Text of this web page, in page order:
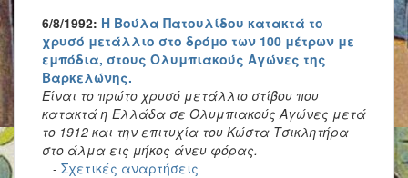
6/8/1992: Η Βούλα Πατουλίδου κατακτά το
χρυσό μετάλλιο στο δρόμο των 100 μέτρων με
εμπόδια, στους Ολυμπιακούς Αγώνες της
Βαρκελώνης.
Είναι το πρώτο χρυσό μετάλλιο στίβου που
κατακτά η Ελλάδα σε Ολυμπιακούς Αγώνες μετά
το 1912 και την επιτυχία του Κώστα Τσικλητήρα
στο άλμα εις μήκος άνευ φόρας.
- Σχετικές αναρτήσεις